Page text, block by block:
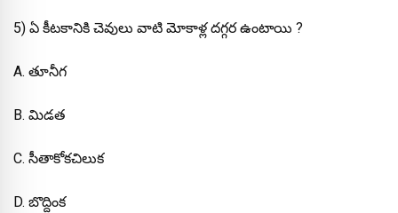
5) ఏ కీటకానికి చెవులు వాటి మోకాళ్ల దగ్గర ఉంటాయి ?
A. తూనీగ
B. మిడత
C. సీతాకోకచిలుక
D. బొద్దింక